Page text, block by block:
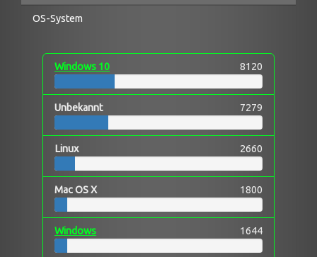
OS-System
Windows 10 8120
Unbekannt 7279
Linux 2660
Mac OS X 1800
Windows 1644